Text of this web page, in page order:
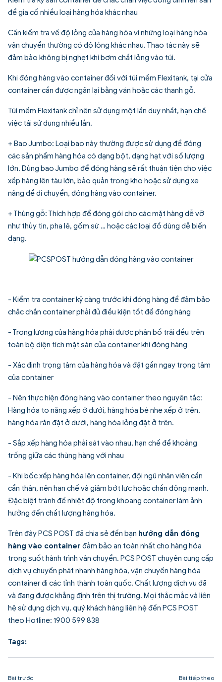
để gia cố nhiều loại hàng hóa khác nhau
Cần kiểm tra về độ lỏng của hàng hóa vì những loại hàng hóa
vận chuyển thường có độ lỏng khác nhau. Thao tác này sẽ
đảm bảo không bị nghẹt khi bơm chất lỏng vào túi.
Khi đóng hàng vào container đối với túi mềm Flexitank, tại cửa
container cần được ngăn lại bằng ván hoặc các thanh gỗ.
Túi mềm Flexitank chỉ nên sử dụng một lần duy nhất, hạn chế
việc tái sử dụng nhiều lần.
+ Bao Jumbo: Loại bao này thường được sử dụng để đóng
các sản phẩm hàng hóa có dạng bột, dạng hạt với số lượng
lớn. Dùng bao Jumbo để đóng hàng sẽ rất thuận tiện cho việc
xếp hàng lên tàu lớn, bảo quản trong kho hoặc sử dụng xe
nâng để di chuyển, đóng hàng vào container.
+ Thùng gỗ: Thích hợp để đóng gói cho các mặt hàng dễ vỡ
như thủy tin, pha lê, gốm sứ … hoặc các loại đồ dùng dễ biến
dạng.
- Kiểm tra container kỹ càng trước khi đóng hàng để đảm bảo
chắc chắn container phải đủ điều kiện tốt để đóng hàng
- Trọng lượng của hàng hóa phải được phân bố trải đều trên
toàn bộ diện tích mặt sàn của container khi đóng hàng
- Xác định trọng tâm của hàng hóa và đặt gần ngay trọng tâm
của container
- Nên thực hiện đóng hàng vào container theo nguyên tắc:
Hàng hóa to nặng xếp ở dưới, hàng hóa bé nhẹ xếp ở trên,
hàng hóa rắn đặt ở dưới, hàng hóa lỏng đặt ở trên.
- Sắp xếp hàng hóa phải sát vào nhau, hạn chế để khoảng
trống giữa các thùng hàng với nhau
- Khi bốc xếp hàng hóa lên container, đội ngũ nhân viên cần
cẩn thận, nên hạn chế và giảm bớt lực hoặc chấn động mạnh.
Đặc biệt tránh để nhiệt độ trong khoang container làm ảnh
hưởng đến chất lượng hàng hóa.
Trên đây PCS POST đã chia sẻ đến bạn hướng dẫn đóng
hàng vào container đảm bảo an toàn nhất cho hàng hóa
trong suốt hành trình vận chuyển. PCS POST chuyên cung cấp
dịch vụ chuyển phát nhanh hàng hóa, vận chuyển hàng hóa
container đi các tỉnh thành toàn quốc. Chất lượng dịch vụ đã
và đang được khẳng định trên thị trường. Mọi thắc mắc và liên
hệ sử dụng dịch vụ, quý khách hàng liên hệ đến PCS POST
theo Hotline: 1900 599 838
Tags:
Bài trước Bài tiếp theo